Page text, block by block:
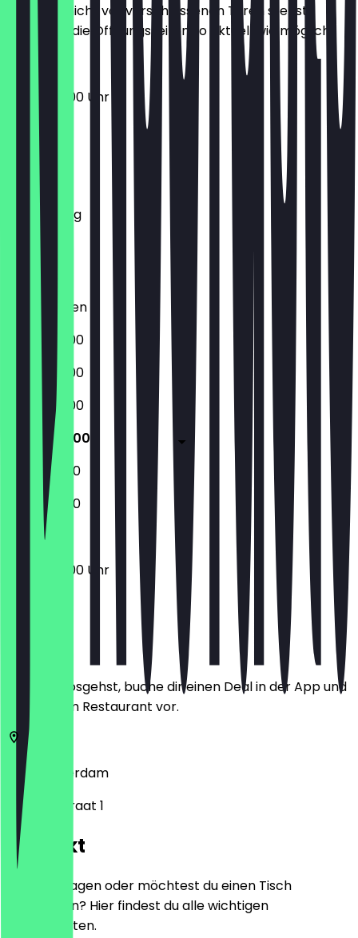
Damit du nicht vor verschlossenen Türen stehst,
halten wir die Öffnungszeiten so aktuell wie möglich.
08:30 - 17:00 Uhr
Montag
Dienstag
Mittwoch
Donnerstag
Freitag
Samstag
Geschlossen
08:30 - 17:00
08:30 - 17:00
08:30 - 17:00
08:30 - 17:00
10:00 - 17:00
10:00 - 17:00
08:30 - 17:00 Uhr
Bevor du losgehst, buche dir einen Deal in der App und
zeige ihn im Restaurant vor.
1182
Amsterdam
Stationsstraat 1
Kontakt
Hast du Fragen oder möchtest du einen Tisch
reservieren? Hier findest du alle wichtigen
Kontaktdaten.